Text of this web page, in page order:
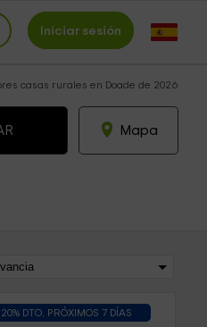
Iniciar sesión
casas rurales en Doade de 2026
Mapa
20% DTO. PRÓXIMOS 7 DÍAS